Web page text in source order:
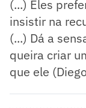
(...) Eles
insistir na
(...) Dá a
queira criar
que ele